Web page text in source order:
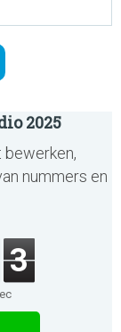
2025
nummers en
3